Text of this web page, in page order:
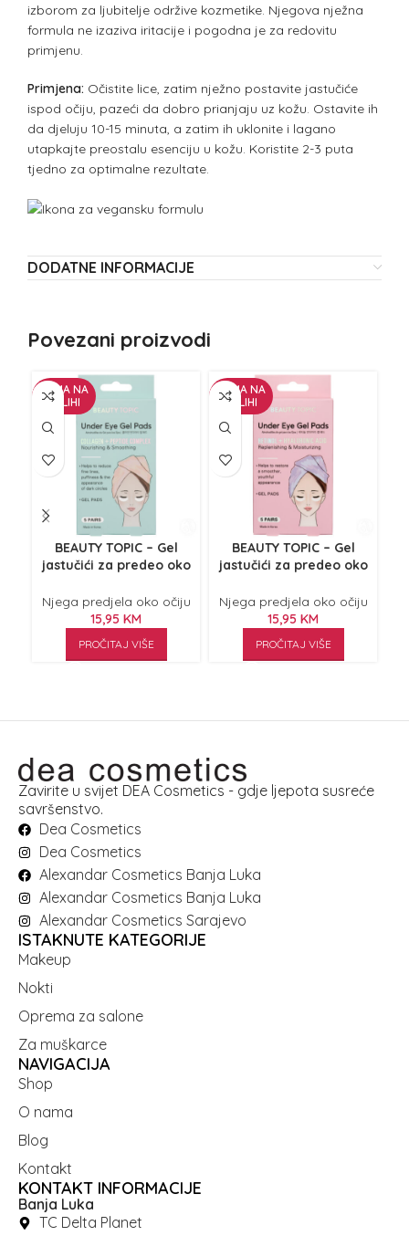
izborom za ljubitelje održive kozmetike. Njegova nježna
formula ne izaziva iritacije i pogodna je za redovitu
primjenu.
Primjena: Očistite lice, zatim nježno postavite jastučiće
ispod očiju, pazeći da dobro prianjaju uz kožu. Ostavite ih
da djeluju 10-15 minuta, a zatim ih uklonite i lagano
utapkajte preostalu esenciju u kožu. Koristite 2-3 puta
tjedno za optimalne rezultate.
DODATNE INFORMACIJE
Povezani proizvodi
NEMA NA
ZALIHI
BEAUTY TOPIC – Gel
jastučići za predeo oko
peptida 5/1
Njega predjela oko očiju
15,95 KM
PROČITAJ VIŠE
NEMA NA
ZALIHI
BEAUTY TOPIC – Gel
jastučići za predeo oko
kiselina 5/1
Njega predjela oko očiju
15,95 KM
PROČITAJ VIŠE
Zavirite u svijet DEA Cosmetics - gdje ljepota susreće
savršenstvo.
Dea Cosmetics
Dea Cosmetics
Alexandar Cosmetics Banja Luka
Alexandar Cosmetics Banja Luka
Alexandar Cosmetics Sarajevo
ISTAKNUTE KATEGORIJE
Makeup
Nokti
Oprema za salone
Za muškarce
NAVIGACIJA
Shop
O nama
Blog
Kontakt
KONTAKT INFORMACIJE
Banja Luka
TC Delta Planet